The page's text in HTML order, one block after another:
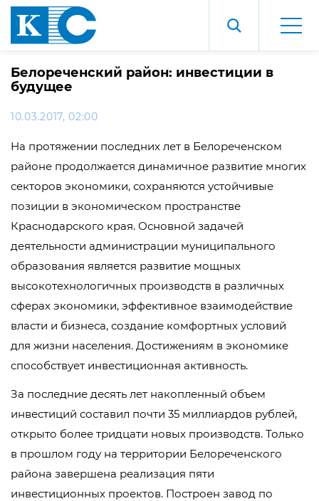
Белореченский район: инвестиции в
будущее
10.03.2017, 02:00
На протяжении последних лет в Белореченском
районе продолжается динамичное развитие многих
секторов экономики, сохраняются устойчивые
позиции в экономическом пространстве
Краснодарского края. Основной задачей
деятельности администрации муниципального
образования является развитие мощных
высокотехнологичных производств в различных
сферах экономики, эффективное взаимодействие
власти и бизнеса, создание комфортных условий
для жизни населения. Достижениям в экономике
способствует инвестиционная активность.
За последние десять лет накопленный объем
инвестиций составил почти 35 миллиардов рублей,
открыто более тридцати новых производств. Только
в прошлом году на территории Белореченского
района завершена реализация пяти
инвестиционных проектов. Построен завод по